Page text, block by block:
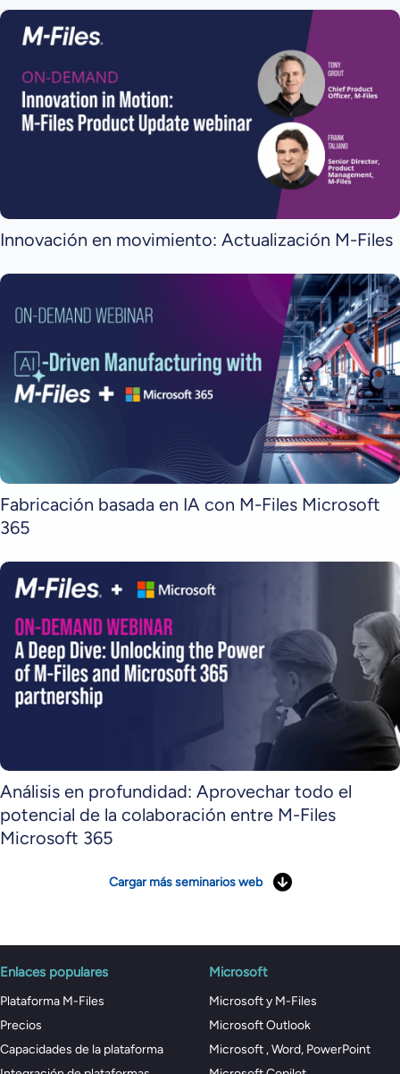
Innovación en movimiento: Actualización M-Files
Fabricación basada en IA con M-Files Microsoft
365
Análisis en profundidad: Aprovechar todo el
potencial de la colaboración entre M-Files
Microsoft 365
Cargar más seminarios web
Enlaces populares
Plataforma M-Files
Precios
Capacidades de la plataforma
Microsoft
Microsoft y M-Files
Microsoft Outlook
Microsoft , Word, PowerPoint